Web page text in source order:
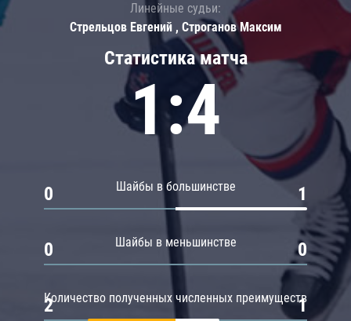
Статистика матча
1:4
Шайбы в большинстве
0 1
Шайбы в меньшинстве
0 0
Количество полученных численных преимуществ
2 1
Линейные судьи:
Стрельцов Евгений , Строганов Максим